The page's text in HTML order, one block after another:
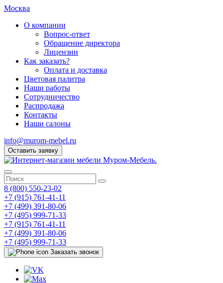
Москва
О компании
Вопрос-ответ
Обращение директора
Лицензии
Как заказать?
Оплата и доставка
Цветовая палитра
Наши работы
Сотрудничество
Распродажа
Контакты
Наши салоны
info@murom-mebel.ru
Оставить заявку
8 (800) 550-23-02
+7 (915) 761-41-11
+7 (499) 391-80-06
+7 (495) 999-71-33
+7 (915) 761-41-11
+7 (499) 391-80-06
+7 (495) 999-71-33
Заказать звонок